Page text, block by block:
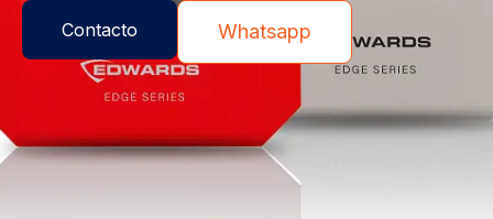
Contacto Whatsapp